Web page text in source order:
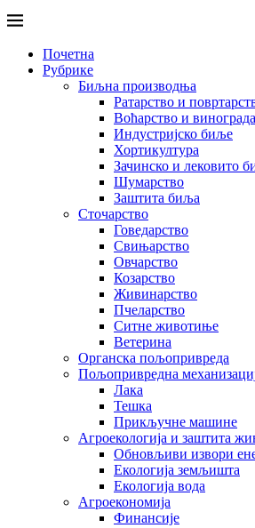
Почетна
Рубрике
Биљна производња
Ратарство и
Воћарство и
Индустријско биље
Хортикултура
Зачинско и лековито
Шумарство
Заштита биља
Сточарство
Говедарство
Свињарство
Овчарство
Козарство
Живинарство
Пчеларство
Ситне животиње
Ветерина
Органска пољопривреда
Пољопривредна
Лака
Тешка
Прикључне машине
Агроекологија и заштита
Обновљиви извори
Екологија земљишта
Екологија вода
Агроекономија
Финансије